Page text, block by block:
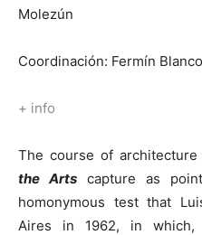
Molezún
Coordinación: Fermín Blanco
+ info
The course of architecture
the Arts capture as
homonymous test that
Aires in 1962, in